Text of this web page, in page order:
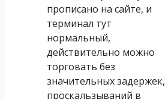
прописано на сайте, и
терминал тут
нормальный,
действительно можно
торговать без
значительных задержек,
проскальзываний в